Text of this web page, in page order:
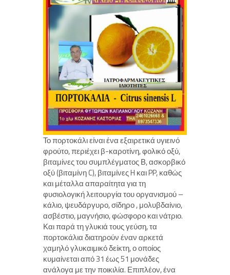
Το πορτοκάλι είναι ένα εξαιρετικά υγιεινό
φρούτο, περιέχει β-καροτίνη, φολικό οξύ,
βιταμίνες του συμπλέγματος Β, ασκορβικό
οξύ (βιταμίνη C), βιταμίνες H και PP, καθώς
και μέταλλα απαραίτητα για τη
φυσιολογική λειτουργία του οργανισμού –
κάλιο, ψευδάργυρο, σίδηρο , μολυβδαίνιο,
ασβέστιο, μαγνήσιο, φώσφορο και νάτριο.
Και παρά τη γλυκιά τους γεύση, τα
πορτοκάλια διατηρούν έναν αρκετά
χαμηλό γλυκαιμικό δείκτη, ο οποίος
κυμαίνεται από 31 έως 51 μονάδες
ανάλογα με την ποικιλία. Επιπλέον, ένα